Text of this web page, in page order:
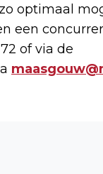
optimaal
een
of via de